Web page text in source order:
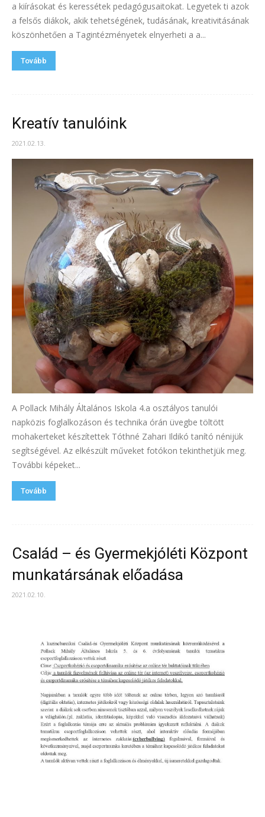
a kiírásokat és keressétek pedagógusaitokat. Legyetek ti azok
a felsős diákok, akik tehetségének, tudásának, kreativitásának
köszönhetően a Tagintézményetek elnyerheti a a...
Tovább
Kreatív tanulóink
2021.02.13.
A Pollack Mihály Általános Iskola 4.a osztályos tanulói
napközis foglalkozáson és technika órán üvegbe töltött
mohakerteket készítettek Tóthné Zahari Ildikó tanító nénijük
segítségével. Az elkészült műveket fotókon tekinthetjük meg.
További képeket...
Tovább
Család – és Gyermekjóléti Központ
munkatársának előadása
2021.02.10.